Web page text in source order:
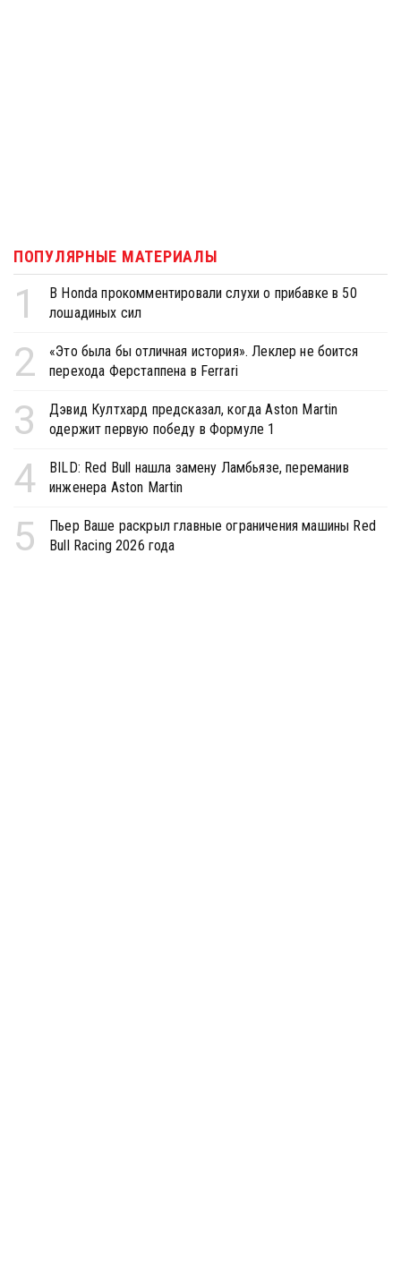
ПОПУЛЯРНЫЕ МАТЕРИАЛЫ
1
В Honda прокомментировали слухи о прибавке в 50
лошадиных сил
2
«Это была бы отличная история». Леклер не боится
перехода Ферстаппена в Ferrari
3
Дэвид Култхард предсказал, когда Aston Martin
одержит первую победу в Формуле 1
4
BILD: Red Bull нашла замену Ламбьязе, переманив
инженера Aston Martin
5
Пьер Ваше раскрыл главные ограничения машины Red
Bull Racing 2026 года